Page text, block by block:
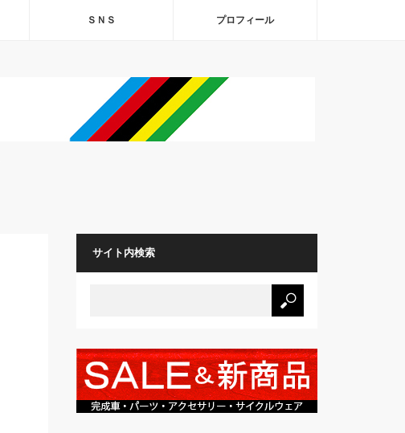
ＳＮＳ プロフィール
サイト内検索